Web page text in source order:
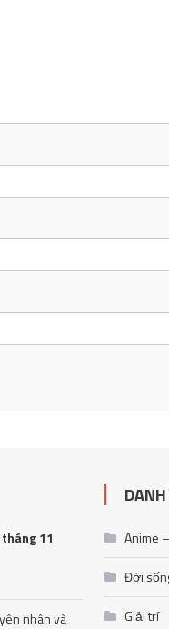
11
nhân và
Anime
Đời
Giải trí